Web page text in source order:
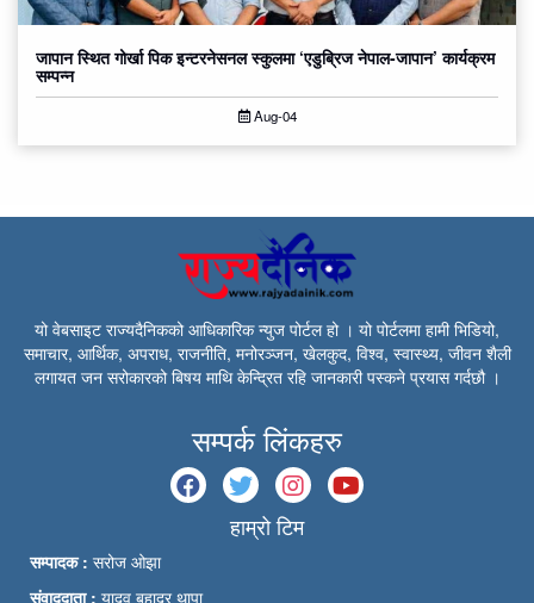
जापान स्थित गोर्खा पिक इन्टरनेसनल स्कुलमा ‘एडुब्रिज नेपाल-जापान’ कार्यक्रम
सम्पन्न
Aug-04
यो वेबसाइट राज्यदैनिकको आधिकारिक न्युज पोर्टल हो । यो पोर्टलमा हामी भिडियो,
समाचार, आर्थिक, अपराध, राजनीति, मनोरञ्जन, खेलकुद, विश्व, स्वास्थ्य, जीवन शैली
लगायत जन सरोकारको बिषय माथि केन्द्रित रहि जानकारी पस्कने प्रयास गर्दछौ ।
सम्पर्क लिंकहरु
हाम्रो टिम
सम्पादक : सरोज ओझा
संवाददाता : यादव बहादुर थापा